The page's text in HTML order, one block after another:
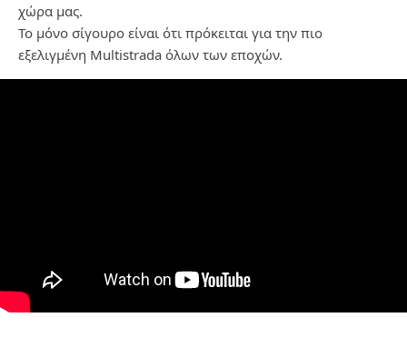
χώρα μας.
Το μόνο σίγουρο είναι ότι πρόκειται για την πιο
εξελιγμένη Multistrada όλων των εποχών.